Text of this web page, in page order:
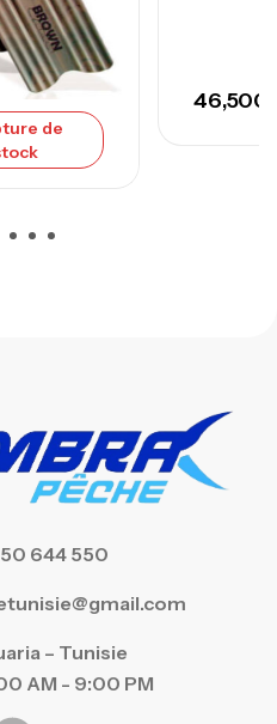
de
50 644 550
– Tunisie
AM - 9:00 PM